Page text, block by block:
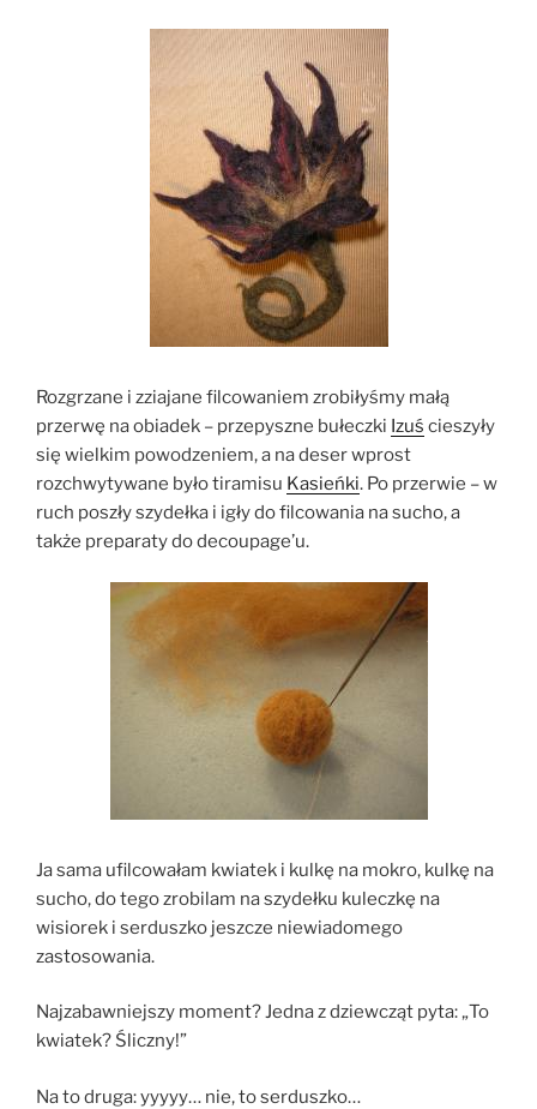
Rozgrzane i zziajane filcowaniem zrobiłyśmy małą
przerwę na obiadek – przepyszne bułeczki Izuś cieszyły
się wielkim powodzeniem, a na deser wprost
rozchwytywane było tiramisu Kasieńki. Po przerwie – w
ruch poszły szydełka i igły do filcowania na sucho, a
także preparaty do decoupage’u.
Ja sama ufilcowałam kwiatek i kulkę na mokro, kulkę na
sucho, do tego zrobilam na szydełku kuleczkę na
wisiorek i serduszko jeszcze niewiadomego
zastosowania.
Najzabawniejszy moment? Jedna z dziewcząt pyta: „To
kwiatek? Śliczny!”
Na to druga: yyyyy… nie, to serduszko…